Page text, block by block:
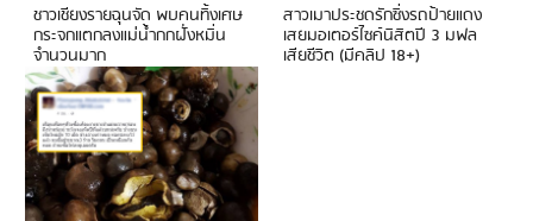
ชาวเชียงรายฉุนจัด พบคนทิ้งเศษ
กระจกแตกลงแม่น้ำกกฝั่งหมิ่น
จำนวนมาก
สาวเมาประชดรักซิ่งรถป้ายแดง
เสยมอเตอร์ไซค์นิสิตปี 3 มฟล
เสียชีวิต (มีคลิป 18+)